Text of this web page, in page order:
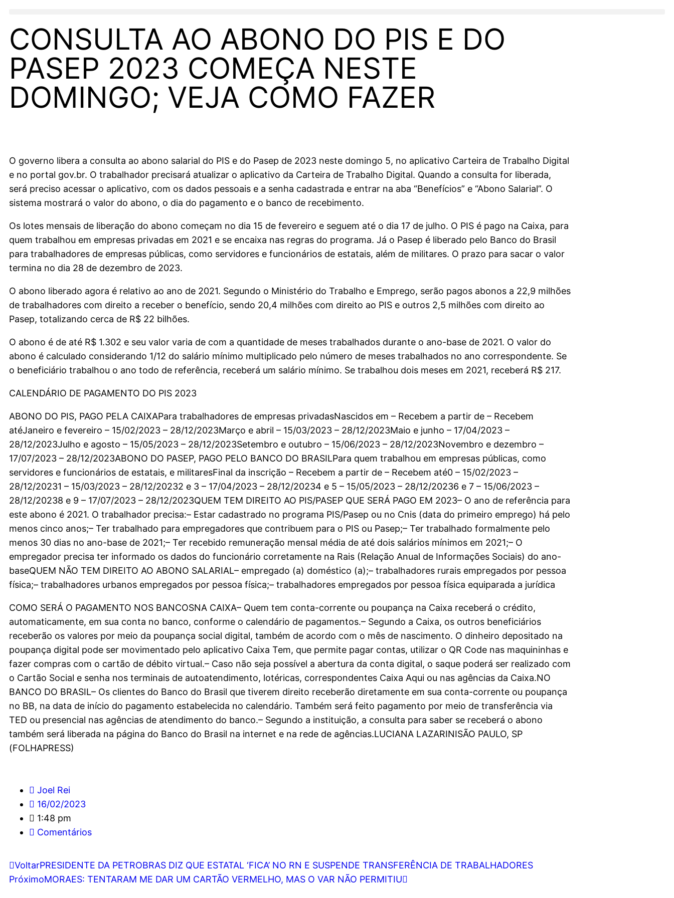
CONSULTA AO ABONO DO PIS E DO
PASEP 2023 COMEÇA NESTE
DOMINGO; VEJA COMO FAZER
O governo libera a consulta ao abono salarial do PIS e do Pasep de 2023 neste domingo 5, no aplicativo Carteira de Trabalho Digital
e no portal gov.br. O trabalhador precisará atualizar o aplicativo da Carteira de Trabalho Digital. Quando a consulta for liberada,
será preciso acessar o aplicativo, com os dados pessoais e a senha cadastrada e entrar na aba “Benefícios” e “Abono Salarial”. O
sistema mostrará o valor do abono, o dia do pagamento e o banco de recebimento.
Os lotes mensais de liberação do abono começam no dia 15 de fevereiro e seguem até o dia 17 de julho. O PIS é pago na Caixa, para
quem trabalhou em empresas privadas em 2021 e se encaixa nas regras do programa. Já o Pasep é liberado pelo Banco do Brasil
para trabalhadores de empresas públicas, como servidores e funcionários de estatais, além de militares. O prazo para sacar o valor
termina no dia 28 de dezembro de 2023.
O abono liberado agora é relativo ao ano de 2021. Segundo o Ministério do Trabalho e Emprego, serão pagos abonos a 22,9 milhões
de trabalhadores com direito a receber o benefício, sendo 20,4 milhões com direito ao PIS e outros 2,5 milhões com direito ao
Pasep, totalizando cerca de R$ 22 bilhões.
O abono é de até R$ 1.302 e seu valor varia de com a quantidade de meses trabalhados durante o ano-base de 2021. O valor do
abono é calculado considerando 1/12 do salário mínimo multiplicado pelo número de meses trabalhados no ano correspondente. Se
o beneficiário trabalhou o ano todo de referência, receberá um salário mínimo. Se trabalhou dois meses em 2021, receberá R$ 217.
CALENDÁRIO DE PAGAMENTO DO PIS 2023
ABONO DO PIS, PAGO PELA CAIXAPara trabalhadores de empresas privadasNascidos em – Recebem a partir de – Recebem
atéJaneiro e fevereiro – 15/02/2023 – 28/12/2023Março e abril – 15/03/2023 – 28/12/2023Maio e junho – 17/04/2023 –
28/12/2023Julho e agosto – 15/05/2023 – 28/12/2023Setembro e outubro – 15/06/2023 – 28/12/2023Novembro e dezembro –
17/07/2023 – 28/12/2023ABONO DO PASEP, PAGO PELO BANCO DO BRASILPara quem trabalhou em empresas públicas, como
servidores e funcionários de estatais, e militaresFinal da inscrição – Recebem a partir de – Recebem até0 – 15/02/2023 –
28/12/20231 – 15/03/2023 – 28/12/20232 e 3 – 17/04/2023 – 28/12/20234 e 5 – 15/05/2023 – 28/12/20236 e 7 – 15/06/2023 –
28/12/20238 e 9 – 17/07/2023 – 28/12/2023QUEM TEM DIREITO AO PIS/PASEP QUE SERÁ PAGO EM 2023– O ano de referência para
este abono é 2021. O trabalhador precisa:– Estar cadastrado no programa PIS/Pasep ou no Cnis (data do primeiro emprego) há pelo
menos cinco anos;– Ter trabalhado para empregadores que contribuem para o PIS ou Pasep;– Ter trabalhado formalmente pelo
menos 30 dias no ano-base de 2021;– Ter recebido remuneração mensal média de até dois salários mínimos em 2021;– O
empregador precisa ter informado os dados do funcionário corretamente na Rais (Relação Anual de Informações Sociais) do ano-
baseQUEM NÃO TEM DIREITO AO ABONO SALARIAL– empregado (a) doméstico (a);– trabalhadores rurais empregados por pessoa
física;– trabalhadores urbanos empregados por pessoa física;– trabalhadores empregados por pessoa física equiparada a jurídica
COMO SERÁ O PAGAMENTO NOS BANCOSNA CAIXA– Quem tem conta-corrente ou poupança na Caixa receberá o crédito,
automaticamente, em sua conta no banco, conforme o calendário de pagamentos.– Segundo a Caixa, os outros beneficiários
receberão os valores por meio da poupança social digital, também de acordo com o mês de nascimento. O dinheiro depositado na
poupança digital pode ser movimentado pelo aplicativo Caixa Tem, que permite pagar contas, utilizar o QR Code nas maquininhas e
fazer compras com o cartão de débito virtual.– Caso não seja possível a abertura da conta digital, o saque poderá ser realizado com
o Cartão Social e senha nos terminais de autoatendimento, lotéricas, correspondentes Caixa Aqui ou nas agências da Caixa.NO
BANCO DO BRASIL– Os clientes do Banco do Brasil que tiverem direito receberão diretamente em sua conta-corrente ou poupança
no BB, na data de início do pagamento estabelecida no calendário. Também será feito pagamento por meio de transferência via
TED ou presencial nas agências de atendimento do banco.– Segundo a instituição, a consulta para saber se receberá o abono
também será liberada na página do Banco do Brasil na internet e na rede de agências.LUCIANA LAZARINISÃO PAULO, SP
(FOLHAPRESS)
Joel Rei
16/02/2023
1:48 pm
Comentários
VoltarPRESIDENTE DA PETROBRAS DIZ QUE ESTATAL ‘FICA’ NO RN E SUSPENDE TRANSFERÊNCIA DE TRABALHADORES
PróximoMORAES: TENTARAM ME DAR UM CARTÃO VERMELHO, MAS O VAR NÃO PERMITIU